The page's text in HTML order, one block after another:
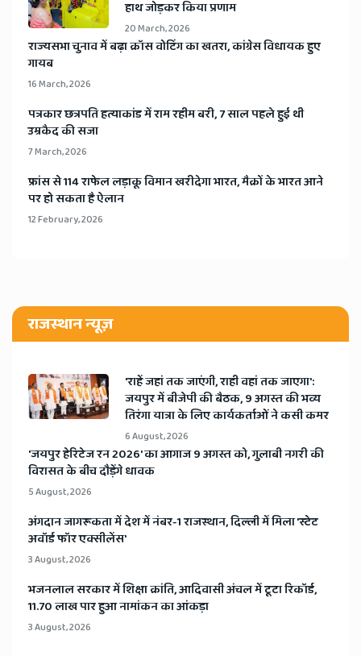
हाथ जोड़कर किया प्रणाम
20 March, 2026
​राज्यसभा चुनाव में बढ़ा क्रॉस वोटिंग का खतरा, कांग्रेस विधायक हुए
गायब
16 March, 2026
​पत्रकार छत्रपति हत्याकांड में राम रहीम बरी, 7 साल पहले हुई थी
उम्रकैद की सजा
7 March, 2026
​फ्रांस से 114 राफेल लड़ाकू विमान खरीदेगा भारत, मैक्रों के भारत आने
पर हो सकता है ऐलान
12 February, 2026
राजस्थान न्यूज़
'राहें जहां तक जाएंगी, राही वहां तक जाएगा':
जयपुर में बीजेपी की बैठक, 9 अगस्त की भव्य
तिरंगा यात्रा के लिए कार्यकर्ताओं ने कसी कमर
6 August, 2026
​'जयपुर हेरिटेज रन 2026' का आगाज 9 अगस्त को, गुलाबी नगरी की
विरासत के बीच दौड़ेंगे धावक
5 August, 2026
अंगदान जागरूकता में देश में नंबर-1 राजस्थान, दिल्ली में मिला 'स्टेट
अवॉर्ड फॉर एक्सीलेंस'
3 August, 2026
भजनलाल सरकार में शिक्षा क्रांति, आदिवासी अंचल में टूटा रिकॉर्ड,
11.70 लाख पार हुआ नामांकन का आंकड़ा
3 August, 2026